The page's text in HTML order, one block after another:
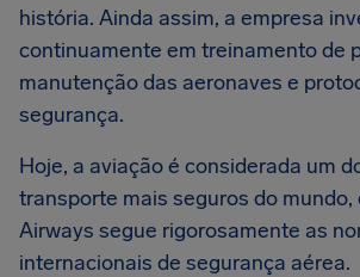
história. Ainda assim, a empresa
continuamente em treinamento de
manutenção das aeronaves e
segurança.
Hoje, a aviação é considerada um
transporte mais seguros do mundo,
Airways segue rigorosamente as
internacionais de segurança aérea.